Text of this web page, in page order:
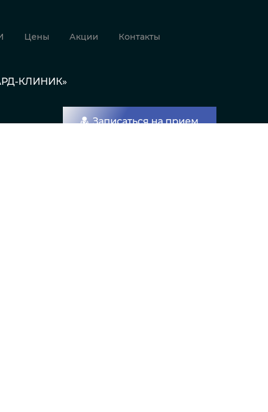
Цены Акции
Контакты
КЛИНИК»
Записаться на прием